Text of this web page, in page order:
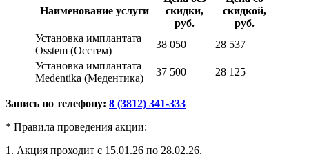
Наименование услуги
скидки,
руб.
скидкой,
руб.
Установка имплантата
Osstem (Осстем)
38 050
28 537
Установка имплантата
Medentika (Медентика)
37 500 28 125
Запись по телефону: 8 (3812) 341-333
* Правила проведения акции:
1. Акция проходит с 15.01.26 по 28.02.26.